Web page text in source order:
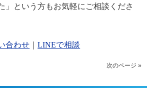
」という方もお気軽にご相談くださ
合わせ ｜LINEで相談
次のページ »